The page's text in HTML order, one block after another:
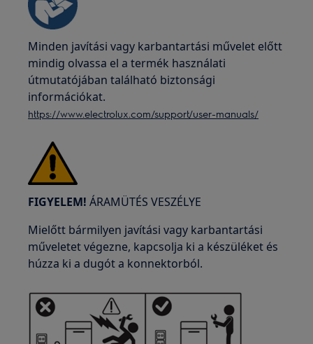
Minden javítási vagy karbantartási művelet előtt
mindig olvassa el a termék használati
útmutatójában található biztonsági
információkat.
https://www.electrolux.com/support/user-manuals/
FIGYELEM! ÁRAMÜTÉS VESZÉLYE
Mielőtt bármilyen javítási vagy karbantartási
műveletet végezne, kapcsolja ki a készüléket és
húzza ki a dugót a konnektorból.